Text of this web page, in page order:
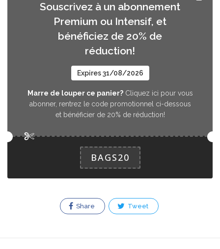
Christmas Surprise Bag
This Christmas Celebration bag is ideal
for sharing during the festive period.
50.0 EUR
Celebration Surprise Bag
A special Celebration to share
Yuletide Surprise
Share and Savour during the Christmas
This Holiday Celebration bag is ideal
Souscrivez à un abonnement
Premium ou Intensif, et
bénéficiez de 20% de
réduction!
Expires 31/08/2026
Marre de louper ce panier?Cliquez ici pour vous
abonner, rentrez le code promotionnel ci-dessous
et bénéficier de 20% de réduction!
BAGS20
Share Tweet